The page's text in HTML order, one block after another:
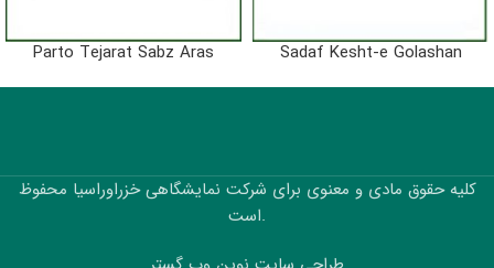
Parto Tejarat Sabz Aras Sadaf Kesht-e Golashan
کلیه حقوق مادی و معنوی برای شرکت نمایشگاهی خزراوراسیا محفوظ
است.